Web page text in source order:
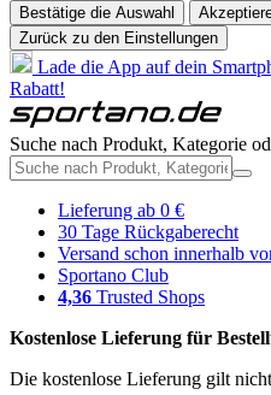
Bestätige die Auswahl
Zurück zu den Einstellungen
Lade die App auf dein
Rabatt!
Suche nach Produkt, Kategorie
Lieferung ab 0 €
30 Tage Rückgaberecht
Versand schon innerhalb
Sportano Club
4,36 Trusted Shops
Kostenlose Lieferung für
Die kostenlose Lieferung gilt